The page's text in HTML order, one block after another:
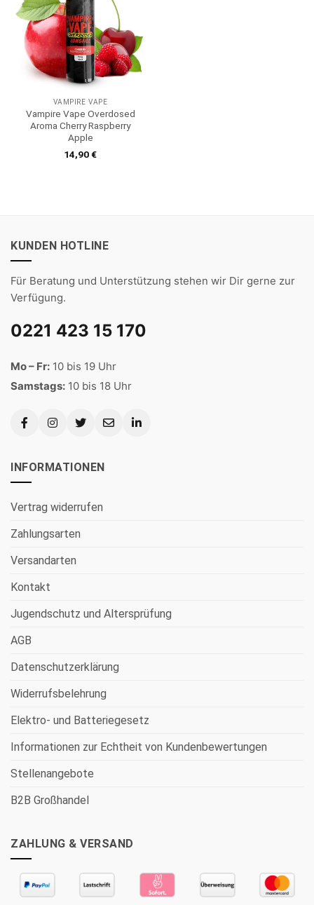
VAMPIRE VAPE
Vampire Vape Overdosed
Aroma Cherry Raspberry
Apple
14,90€
KUNDEN HOTLINE
Für Beratung und Unterstützung stehen wir Dir gerne zur
Verfügung.
0221 423 15 170
Mo – Fr: 10 bis 19 Uhr
Samstags: 10 bis 18 Uhr
INFORMATIONEN
Vertrag widerrufen
Zahlungsarten
Versandarten
Kontakt
Jugendschutz und Altersprüfung
AGB
Datenschutzerklärung
Widerrufsbelehrung
Elektro- und Batteriegesetz
Informationen zur Echtheit von Kundenbewertungen
Stellenangebote
B2B Großhandel
ZAHLUNG & VERSAND